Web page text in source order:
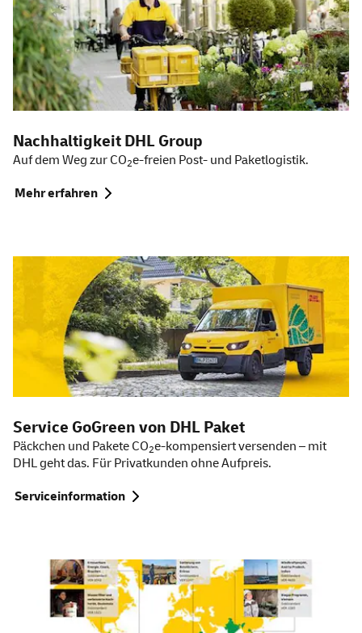
Nachhaltigkeit DHL Group
Auf dem Weg zur CO2e-freien Post- und Paketlogistik.
Mehr erfahren
Service GoGreen von DHL Paket
Päckchen und Pakete CO2e-kompensiert versenden – mit
DHL geht das. Für Privatkunden ohne Aufpreis.
Serviceinformation